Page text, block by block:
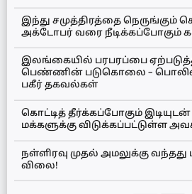
இந்து சமுத்திரத்தை நெருங்கும்
அக்டோபர் வரை நீடிக்கப்போகும்
இலங்கையில் பரபரப்பை
பெண்ணின் படுகொலை –
பகீர் தகவல்கள்
கொட்டித் தீர்க்கப்போகும்
மக்களுக்கு விடுக்கப்பட்டுள்ள
நள்ளிரவு முதல் அமலுக்கு வந்தது
விலை!